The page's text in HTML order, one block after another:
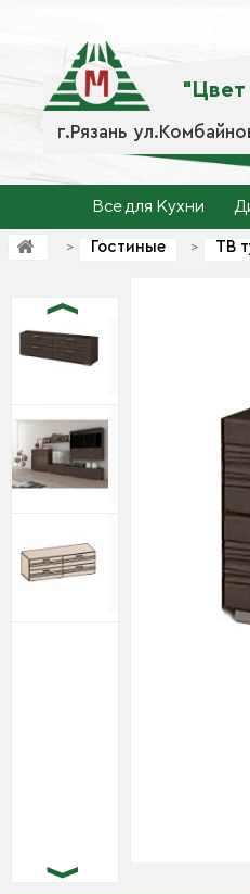
г.Рязань
"Цвет
Все для Кухни
> Гостиные > ТВ